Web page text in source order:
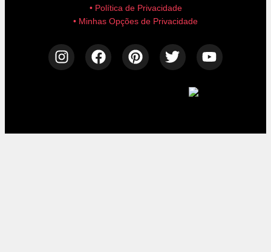
• Política de Privacidade
• Minhas Opções de Privacidade